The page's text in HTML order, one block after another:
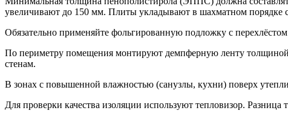
увеличивают до 150 мм. Плиты укладывают в шахматном порядке
Обязательно применяйте фольгированную подложку с
По периметру помещения монтируют демпферную ленту толщиной
стенам.
В зонах с повышенной влажностью (санузлы, кухни) поверх
Для проверки качества изоляции используют тепловизор.